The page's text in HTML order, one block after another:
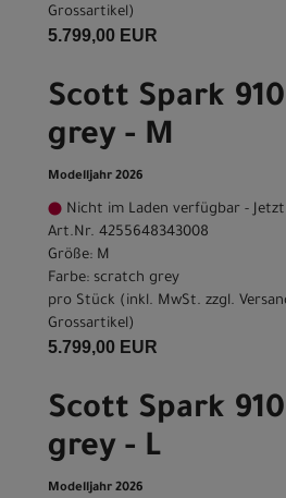
Grossartikel)
5.799,00 EUR
Scott Spark
grey - M
Modelljahr 2026
Nicht im Laden verfügbar -
Art.Nr. 4255648343008
Größe: M
Farbe: scratch grey
pro Stück (inkl. MwSt. zzgl.
Grossartikel)
5.799,00 EUR
Scott Spark
grey - L
Modelljahr 2026